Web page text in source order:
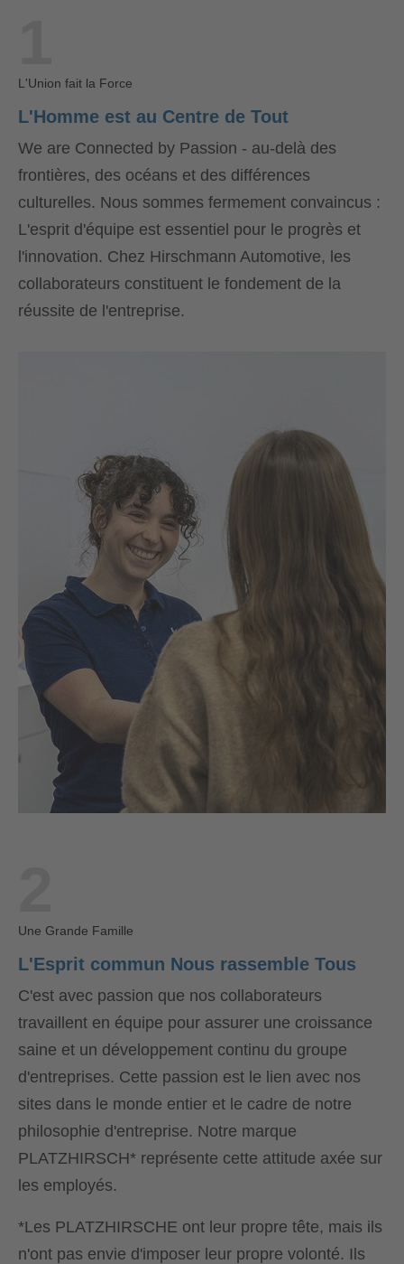
L'Union fait la Force
L'Homme est au Centre de Tout
We are Connected by Passion - au-delà des
frontières, des océans et des différences
culturelles. Nous sommes fermement convaincus :
L'esprit d'équipe est essentiel pour le progrès et
l'innovation. Chez Hirschmann Automotive, les
collaborateurs constituent le fondement de la
réussite de l'entreprise.
Une Grande Famille
L'Esprit commun Nous rassemble Tous
C'est avec passion que nos collaborateurs
travaillent en équipe pour assurer une croissance
saine et un développement continu du groupe
d'entreprises. Cette passion est le lien avec nos
sites dans le monde entier et le cadre de notre
philosophie d'entreprise. Notre marque
PLATZHIRSCH* représente cette attitude axée sur
les employés.
*Les PLATZHIRSCHE ont leur propre tête, mais ils
n'ont pas envie d'imposer leur propre volonté. Ils